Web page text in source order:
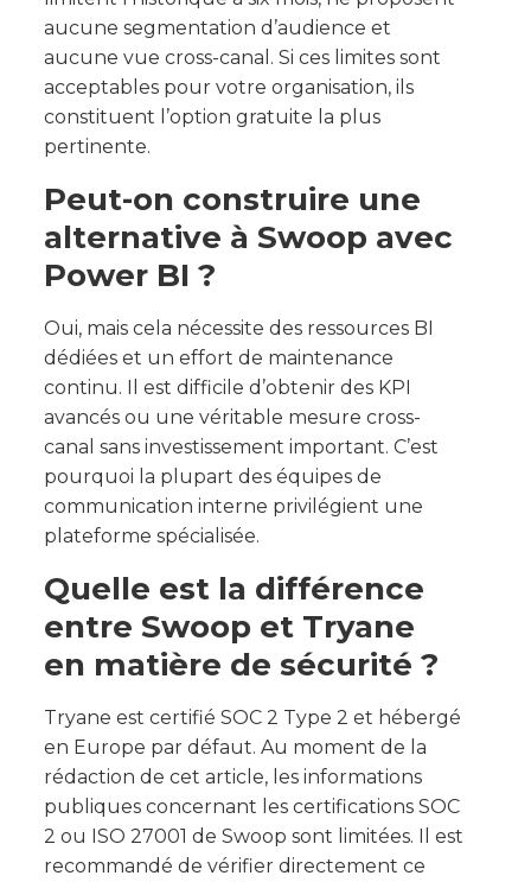
aucune segmentation d’audience et
aucune vue cross-canal. Si ces limites sont
acceptables pour votre organisation, ils
constituent l’option gratuite la plus
pertinente.
Peut-on construire une
alternative à Swoop avec
Power BI ?
Oui, mais cela nécessite des ressources BI
dédiées et un effort de maintenance
continu. Il est difficile d’obtenir des KPI
avancés ou une véritable mesure cross-
canal sans investissement important. C’est
pourquoi la plupart des équipes de
communication interne privilégient une
plateforme spécialisée.
Quelle est la différence
entre Swoop et Tryane
en matière de sécurité ?
Tryane est certifié SOC 2 Type 2 et hébergé
en Europe par défaut. Au moment de la
rédaction de cet article, les informations
publiques concernant les certifications SOC
2 ou ISO 27001 de Swoop sont limitées. Il est
recommandé de vérifier directement ce